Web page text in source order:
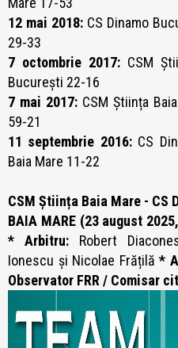
12 mai 2018: CS Dinamo
29-33
7 octombrie 2017: CSM
București 22-16
7 mai 2017:CSM Știința
59-21
11 septembrie 2016:CS
Baia Mare 11-22
CSM Știința Baia Mare - CS
BAIA MARE (23 august
* Arbitru: Robert
Ionescu și Nicolae Frățilă *
Observator FRR / Comisar